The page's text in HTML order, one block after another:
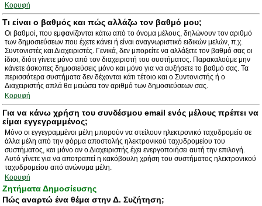
Κορυφή
Τι είναι ο βαθμός και πώς αλλάζω τον βαθμό μου;
Οι βαθμοί, που εμφανίζονται κάτω από το όνομα μέλους, δηλώνουν τον αριθμό
των δημοσιεύσεων που έχετε κάνει ή είναι αναγνωριστικό ειδικών μελών, π.χ.
Συντονιστές και Διαχειριστές. Γενικά, δεν μπορείτε να αλλάξετε τον βαθμό σας οι
ίδιοι, διότι γίνετε μόνο από τον διαχειριστή του συστήματος. Παρακαλούμε μην
κάνετε άσκοπες δημοσιεύσεις μόνο και μόνο για να αυξήσετε το βαθμό σας. Τα
περισσότερα συστήματα δεν δέχονται κάτι τέτοιο και ο Συντονιστής ή ο
Διαχειριστής απλά θα μειώσει τον αριθμό των δημοσιεύσεων σας.
Κορυφή
Για να κάνω χρήση του συνδέσμου email ενός μέλους πρέπει να
είμαι εγγεγραμμένος;
Μόνο οι εγγεγραμμένοι μέλη μπορούν να στείλουν ηλεκτρονικό ταχυδρομείο σε
άλλα μέλη από την φόρμα αποστολής ηλεκτρονικού ταχυδρομείου του
συστήματος, και μόνο αν ο Διαχειριστής έχει ενεργοποιήσει αυτή την επιλογή.
Αυτό γίνετε για να αποτραπεί η κακόβουλη χρήση του συστήματος ηλεκτρονικού
ταχυδρομείου από ανώνυμα μέλη.
Κορυφή
Ζητήματα Δημοσίευσης
Πώς αναρτώ ένα θέμα στην Δ. Συζήτηση;